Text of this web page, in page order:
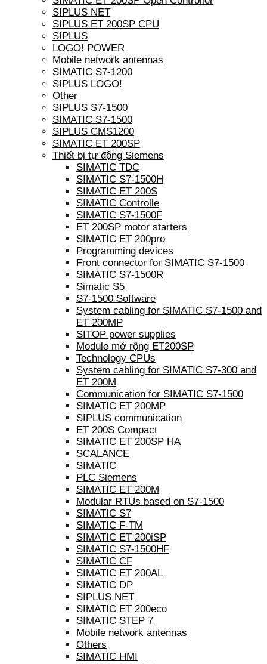
SIPLUS NET
SIPLUS ET 200SP CPU
SIPLUS
LOGO! POWER
Mobile network antennas
SIMATIC S7-1200
SIPLUS LOGO!
Other
SIPLUS S7-1500
SIMATIC S7-1500
SIPLUS CMS1200
SIMATIC ET 200SP
Thiết bị tự động Siemens
SIMATIC TDC
SIMATIC S7-1500H
SIMATIC ET 200S
SIMATIC Controlle
SIMATIC S7-1500F
ET 200SP motor starters
SIMATIC ET 200pro
Programming devices
Front connector for SIMATIC S7-1500
SIMATIC S7-1500R
Simatic S5
S7-1500 Software
System cabling for SIMATIC S7-1500 and
ET 200MP
SITOP power supplies
Module mở rộng ET200SP
Technology CPUs
System cabling for SIMATIC S7-300 and
ET 200M
Communication for SIMATIC S7-1500
SIMATIC ET 200MP
SIPLUS communication
ET 200S Compact
SIMATIC ET 200SP HA
SCALANCE
SIMATIC
PLC Siemens
SIMATIC ET 200M
Modular RTUs based on S7-1500
SIMATIC S7
SIMATIC F-TM
SIMATIC ET 200iSP
SIMATIC S7-1500HF
SIMATIC CF
SIMATIC ET 200AL
SIMATIC DP
SIPLUS NET
SIMATIC ET 200eco
SIMATIC STEP 7
Mobile network antennas
Others
SIMATIC HMI